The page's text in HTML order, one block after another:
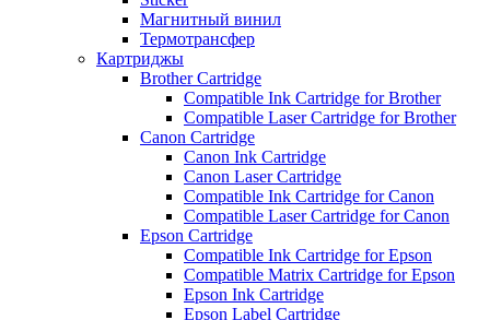
Магнитный винил
Термотрансфер
Картриджы
Brother Cartridge
Compatible Ink Cartridge for Brother
Compatible Laser Cartridge for Brother
Canon Cartridge
Canon Ink Cartridge
Canon Laser Cartridge
Compatible Ink Cartridge for Canon
Compatible Laser Cartridge for Canon
Epson Cartridge
Compatible Ink Cartridge for Epson
Compatible Matrix Cartridge for Epson
Epson Ink Cartridge
Epson Label Cartridge